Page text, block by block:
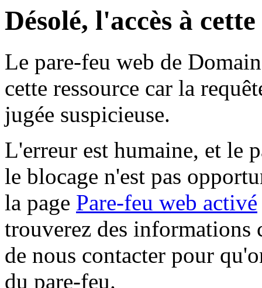
Désolé, l'accès à
Le pare-feu web de
cette ressource car la
jugée suspicieuse.
L'erreur est humaine, et le
le blocage n'est pas
la page Pare-feu web activé
trouverez des informations
de nous contacter pour
du pare-feu.